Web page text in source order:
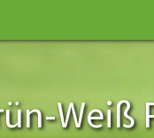
Weiß